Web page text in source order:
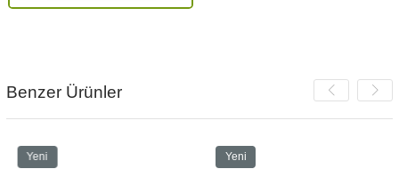
Benzer Ürünler
Yeni
Yeni